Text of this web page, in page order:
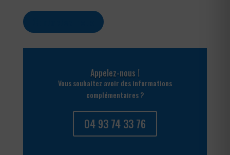
Appelez-nous !
Vous souhaitez avoir des informations
complémentaires ?
04 93 74 33 76